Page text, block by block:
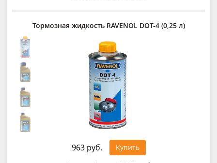
Тормозная жидкость RAVENOL DOT-4 (0,25 л)
963 руб.
Купить